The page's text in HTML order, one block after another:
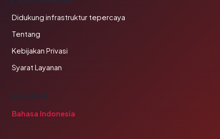
Didukung infrastruktur tepercaya
Tentang
Kebijakan Privasi
Syarat Layanan
BAHASA
Bahasa Indonesia